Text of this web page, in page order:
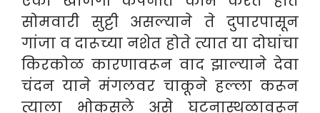
सोमवारी सुट्टी असल्याने ते दुपारपासून
गांजा व दारूच्या नशेत होते त्यात या दोघांचा
किरकोळ कारणावरून वाद झाल्याने देवा
चंदन याने मंगलवर चाकूने हल्ला करून
त्याला भोकसले असे घटनास्थळावरून